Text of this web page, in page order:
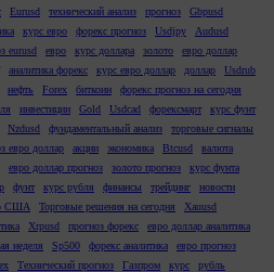
Eurusd технический анализ прогноз
Gbpusd
курс евро форекс прогноз Usdjpy
Audusd
eurusd
евро курс доллара золото
евро доллар
аналитика форекс курс евро доллар доллар
Usdrub
нефть Forex биткоин
форекс прогноз на сегодня
инвестиции Gold Usdcad форексмарт
курс фунт
Nzdusd фундаментальный анализ
торговые сигналы
евро доллар
акции экономика Btcusd
валюта
евро доллар прогноз золото прогноз
курс фунта
фунт курс рубля финансы трейдинг
новости
США
Торговые решения на сегодня
Xauusd
Xrpusd прогноз форекс
евро доллар аналитика
неделя
Sp500 форекс аналитика
евро прогноз
Технический прогноз Газпром курс
рубль